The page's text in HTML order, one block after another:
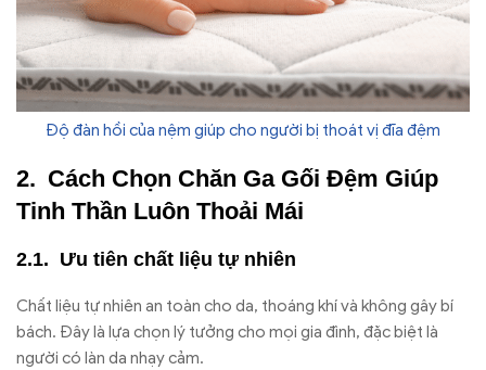
Độ đàn hồi của nệm giúp cho người bị thoát vị đĩa đệm
Cách Chọn Chăn Ga Gối Đệm Giúp
Tinh Thần Luôn Thoải Mái
Ưu tiên chất liệu tự nhiên
Chất liệu tự nhiên an toàn cho da, thoáng khí và không gây bí
bách. Đây là lựa chọn lý tưởng cho mọi gia đình, đặc biệt là
người có làn da nhạy cảm.